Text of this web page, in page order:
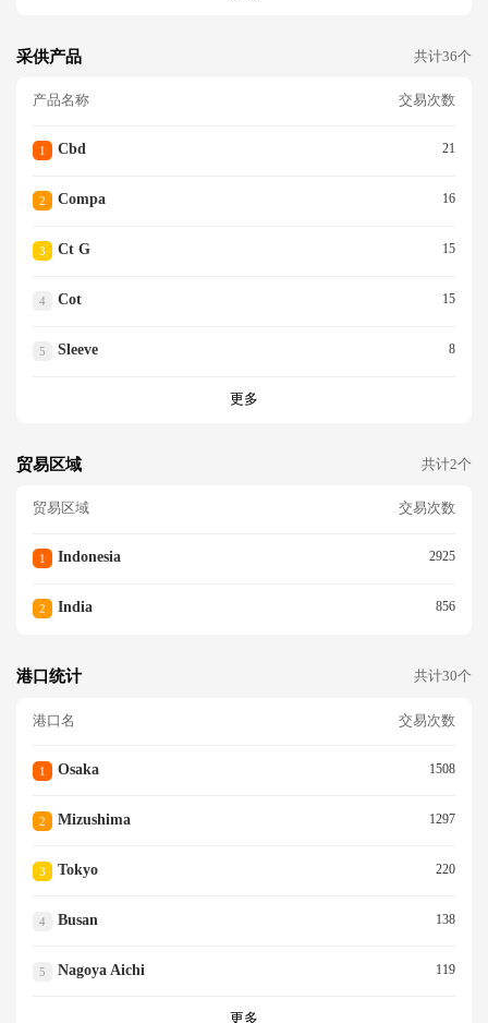
采供产品 共计36个
产品名称 交易次数
1 Cbd 21
2 Compa 16
3 Ct G 15
4 Cot 15
5 Sleeve 8
更多
贸易区域 共计2个
贸易区域 交易次数
1 Indonesia 2925
2 India 856
港口统计 共计30个
港口名 交易次数
1 Osaka 1508
2 Mizushima 1297
3 Tokyo 220
4 Busan 138
5 Nagoya Aichi 119
更多